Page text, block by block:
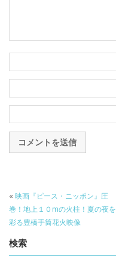
« 映画『ピース・ニッポン』圧
巻！地上１０mの火柱！夏の夜を
彩る豊橋手筒花火映像
検索